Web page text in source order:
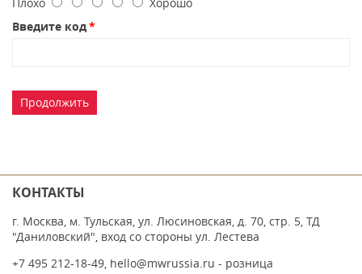
Введите код
Продолжить
КОНТАКТЫ
г. Москва, м. Тульская, ул. Люсиновская, д. 70, стр. 5, ТД
"Даниловский", вход со стороны ул. Лестева
+7 495 212-18-49, hello@mwrussia.ru - розница